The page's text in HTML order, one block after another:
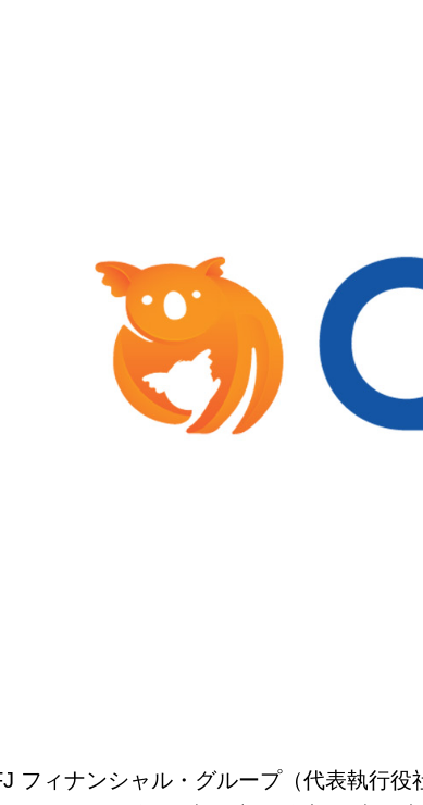
フィナンシャル・グループ（代表執行